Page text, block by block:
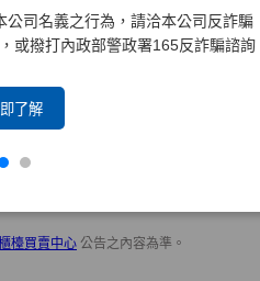
司名義之行為，請洽本公司反詐騙
或撥打內政部警政署165反詐騙諮詢
了解